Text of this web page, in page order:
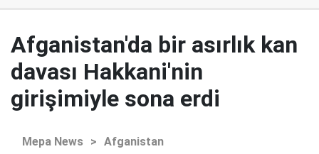
Afganistan'da bir asırlık kan
davası Hakkani'nin
girişimiyle sona erdi
Mepa News > Afganistan